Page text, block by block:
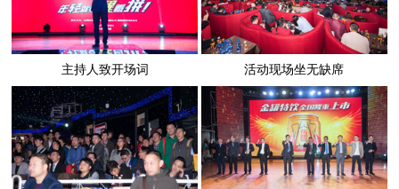
主持人致开场词 活动现场坐无缺席